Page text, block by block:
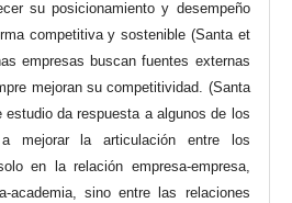
su posicionamiento y desempeño
competitiva y sostenible (Santa et
empresas buscan fuentes externas
mejoran su competitividad. (Santa
da respuesta a algunos de los
mejorar la articulación entre los
en la relación empresa-empresa,
academia, sino entre las relaciones